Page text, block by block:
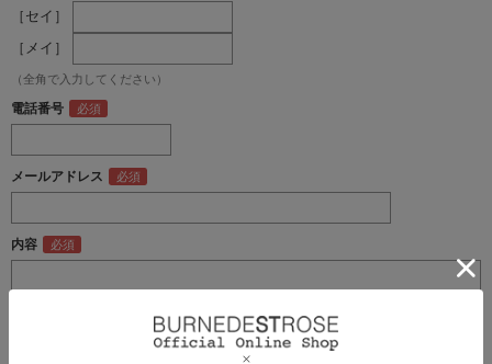
［セイ］
［メイ］
（全角で入力してください）
電話番号
メールアドレス
内容